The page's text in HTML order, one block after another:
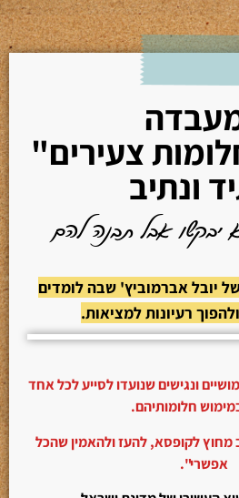
צעירים"
ונתיב
יבקשו אבל תבנה להם
של יובל אברמוביץ' שבה לומדים
רעיונות למציאות.
ונגישים שנועדו לסייע לכל אחד
חלומותיהם.
לקופסא, להעז ולהאמין שהכל
אפשרי".